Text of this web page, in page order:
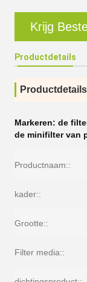
Krijg
Productdetails
Productdetails
Markeren: de
de minifilter van
Productnaam::
kader::
Grootte::
Filter media::